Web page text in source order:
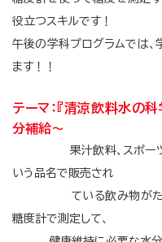
役立つスキルです！
午後の学科プログラムでは、
ます！！
テーマ：『清涼飲料水の
分補給～
果汁飲料、スポーツ飲料
いう品名で販売され
ている飲み物がたくさ
糖度計で測定して、